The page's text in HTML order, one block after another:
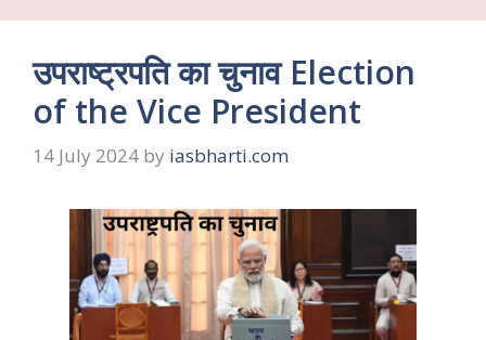
उपराष्ट्रपति का चुनाव Election
of the Vice President
14 July 2024 by iasbharti.com